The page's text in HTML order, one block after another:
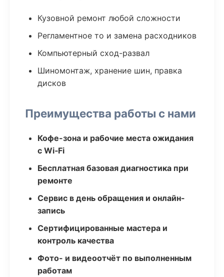
Кузовной ремонт любой сложности
Регламентное то и замена расходников
Компьютерный сход-развал
Шиномонтаж, хранение шин, правка
дисков
Преимущества работы с нами
Кофе-зона и рабочие места ожидания
с Wi‑Fi
Бесплатная базовая диагностика при
ремонте
Сервис в день обращения и онлайн-
запись
Сертифицированные мастера и
контроль качества
Фото- и видеоотчёт по выполненным
работам